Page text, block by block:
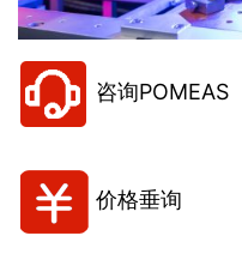
咨询POMEAS
价格垂询